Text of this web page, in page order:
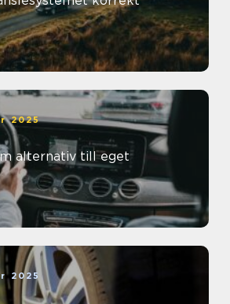
2025
alternativ till eget
2025